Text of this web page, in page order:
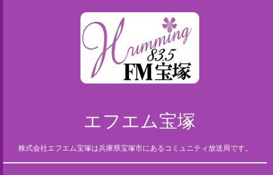
エフエム宝塚
株式会社エフエム宝塚は兵庫県宝塚市にあるコミュニティ放送局です。